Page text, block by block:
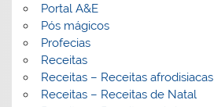
Portal A&E
Pós mágicos
Profecias
Receitas
Receitas – Receitas afrodisiacas
Receitas – Receitas de Natal